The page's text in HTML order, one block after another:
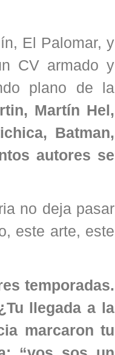
El Palomar, y
CV armado y
plano de la
Martín Hel,
Batman,
autores se
no deja pasar
este arte, este
temporadas.
llegada a la
marcaron tu